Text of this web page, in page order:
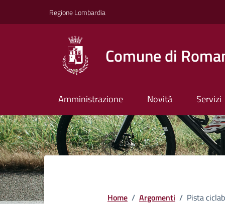
Regione Lombardia
Comune di
Amministrazione Novità Servizi
Home / Argomenti / Pista